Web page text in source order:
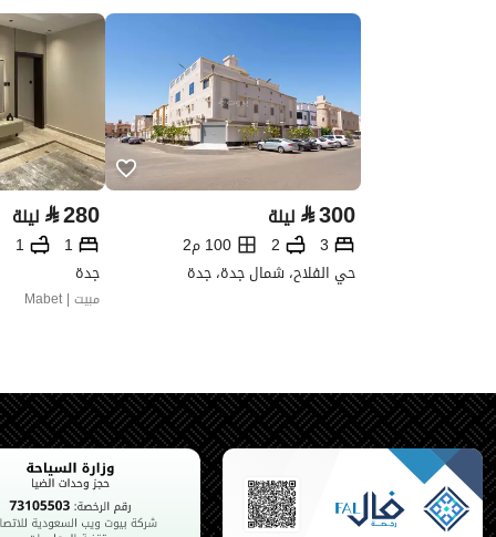
⃁300 ليلة
3
2
100 م2
حي الفلاح، شمال جدة، جدة
⃁280 ليلة
1
1
جدة
مبيت | Mabet